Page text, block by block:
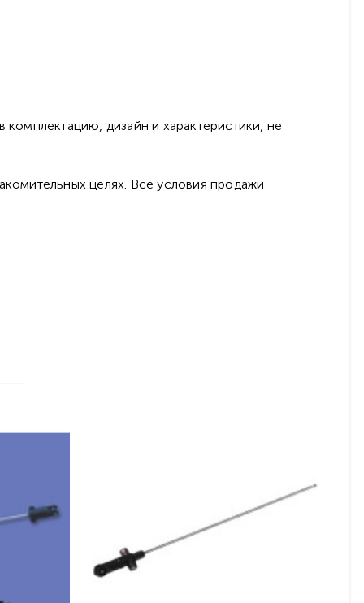
дизайн и характеристики, не
целях. Все условия продажи